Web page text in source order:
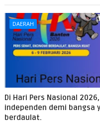
DAERAH
Di Hari Pers Nasional
independen demi bangsa
berdaulat.